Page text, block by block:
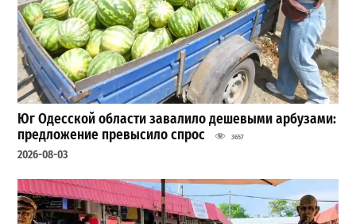
Юг Одесской области завалило дешевыми арбузами:
предложение превысило спрос
3657
2026-08-03